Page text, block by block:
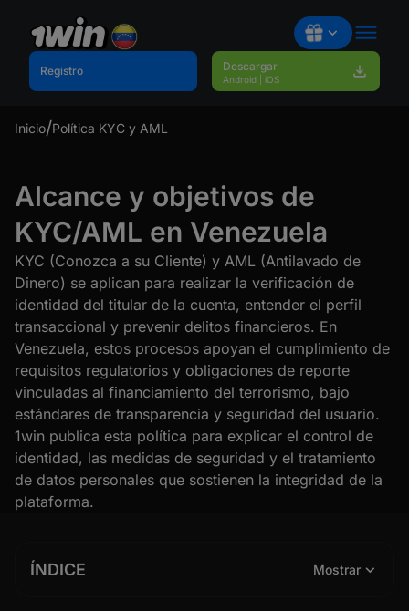
Registro Descargar
Android | iOS
Inicio Política KYC y AML
Alcance y objetivos de
KYC/AML en Venezuela
KYC (Conozca a su Cliente) y AML (Antilavado de
Dinero) se aplican para realizar la verificación de
identidad del titular de la cuenta, entender el perfil
transaccional y prevenir delitos financieros. En
Venezuela, estos procesos apoyan el cumplimiento de
requisitos regulatorios y obligaciones de reporte
vinculadas al financiamiento del terrorismo, bajo
estándares de transparencia y seguridad del usuario.
1win publica esta política para explicar el control de
identidad, las medidas de seguridad y el tratamiento
de datos personales que sostienen la integridad de la
plataforma.
ÍNDICE Mostrar